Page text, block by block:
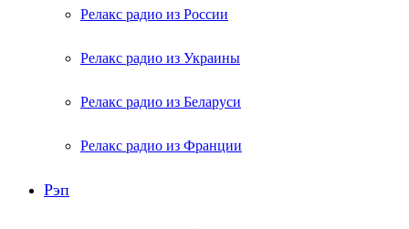
Релакс радио из России
Релакс радио из Украины
Релакс радио из Беларуси
Релакс радио из Франции
Рэп